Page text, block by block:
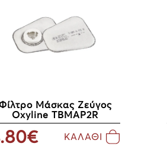
Μάσκας Ζεύγος
Oxyline TBMAP2R
ΚΑΛΑΘΙ